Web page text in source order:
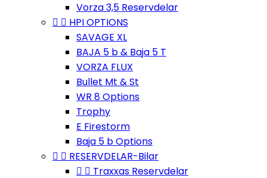
Vorza 3,5 Reservdelar
  HPI OPTIONS
SAVAGE XL
BAJA 5 b & Baja 5 T
VORZA FLUX
Bullet Mt & St
WR 8 Options
Trophy
E Firestorm
Baja 5 b Options
  RESERVDELAR-Bilar
  Traxxas Reservdelar